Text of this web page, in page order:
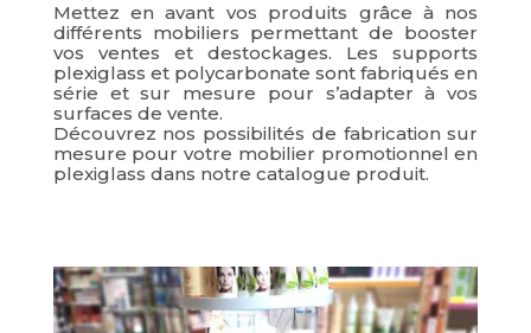
Mettez en avant vos produits grâce à nos
différents mobiliers permettant de booster
vos ventes et destockages. Les supports
plexiglass et polycarbonate sont fabriqués en
série et sur mesure pour s’adapter à vos
surfaces de vente.
Découvrez nos possibilités de fabrication sur
mesure pour votre mobilier promotionnel en
plexiglass dans notre catalogue produit.